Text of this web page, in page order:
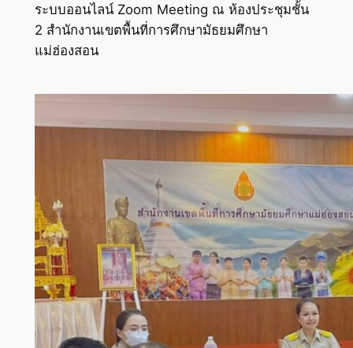
ระบบออนไลน์ Zoom Meeting ณ ห้องประชุมชั้น
2 สำนักงานเขตพื้นที่การศึกษามัธยมศึกษา
แม่ฮ่องสอน